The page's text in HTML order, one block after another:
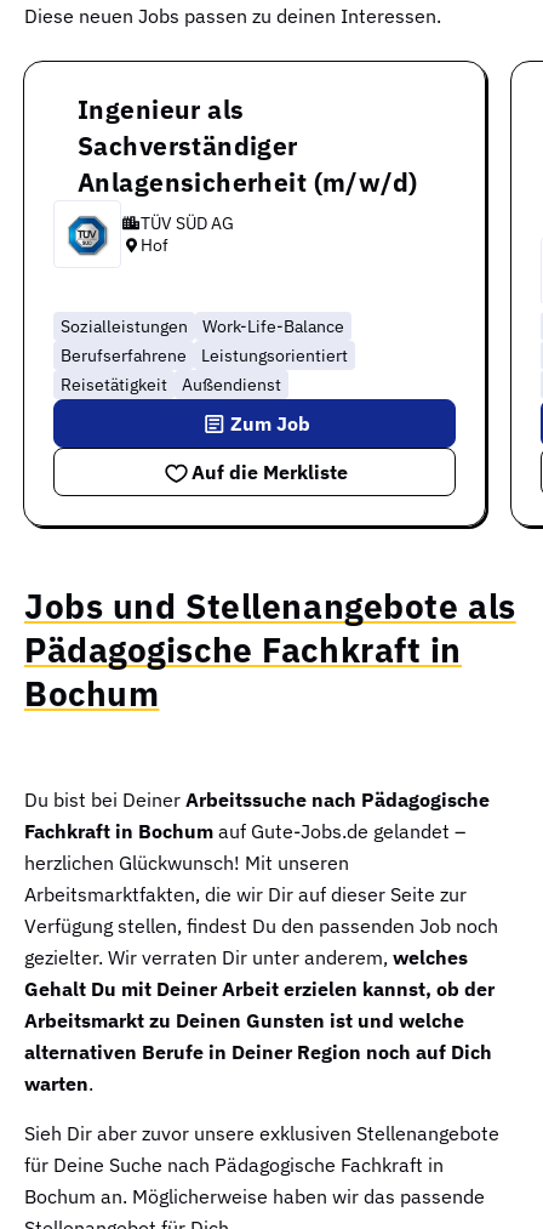
Diese neuen Jobs passen zu deinen Interessen.
Ingenieur als
Sachverständiger
Anlagensicherheit (m/w/d)
TÜV SÜD AG
Hof
Sozialleistungen
Work-Life-Balance
Berufserfahrene
Leistungsorientiert
Reisetätigkeit
Außendienst
Auf die Merkliste
Zum Job
Jobs und Stellenangebote als
Pädagogische Fachkraft in
Bochum
Du bist bei Deiner Arbeitssuche nach Pädagogische
Fachkraft in Bochum auf Gute-Jobs.de gelandet –
herzlichen Glückwunsch! Mit unseren
Arbeitsmarktfakten, die wir Dir auf dieser Seite zur
Verfügung stellen, findest Du den passenden Job noch
gezielter. Wir verraten Dir unter anderem, welches
Gehalt Du mit Deiner Arbeit erzielen kannst, ob der
Arbeitsmarkt zu Deinen Gunsten ist und welche
alternativen Berufe in Deiner Region noch auf Dich
warten.
Sieh Dir aber zuvor unsere exklusiven Stellenangebote
für Deine Suche nach Pädagogische Fachkraft in
Bochum an. Möglicherweise haben wir das passende